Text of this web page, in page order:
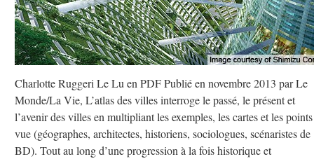
Charlotte Ruggeri Le Lu en PDF Publié en novembre 2013 par Le
Monde/La Vie, L’atlas des villes interroge le passé, le présent et
l’avenir des villes en multipliant les exemples, les cartes et les
vue (géographes, architectes, historiens, sociologues, scénaristes de
BD). Tout au long d’une progression à la fois historique et